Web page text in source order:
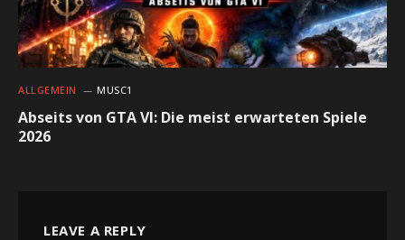
ALLGEMEIN MUSC1
Abseits von GTA VI: Die meist erwarteten Spiele
2026
LEAVE A REPLY